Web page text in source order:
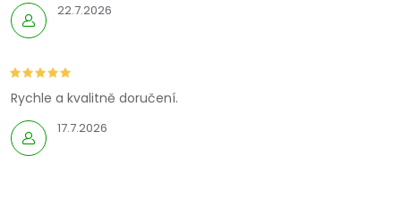
22.7.2026
17.7.2026
Rychle a kvalitně doručení.